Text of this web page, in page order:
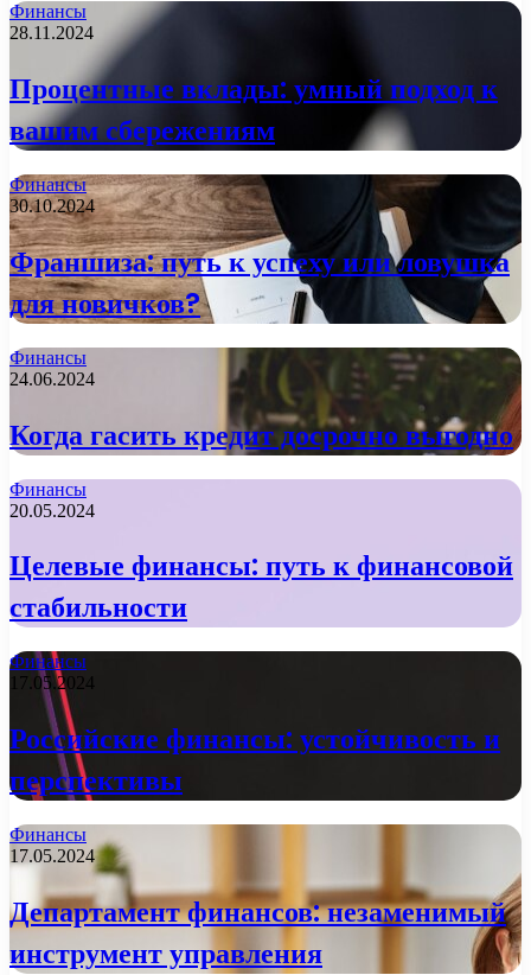
Финансы
28.11.2024
Процентные вклады: умный подход к
вашим сбережениям
Финансы
30.10.2024
Франшиза: путь к успеху или ловушка
для новичков?
Финансы
24.06.2024
Когда гасить кредит досрочно выгодно
Финансы
20.05.2024
Целевые финансы: путь к финансовой
стабильности
Финансы
17.05.2024
Российские финансы: устойчивость и
перспективы
Финансы
17.05.2024
Департамент финансов: незаменимый
инструмент управления